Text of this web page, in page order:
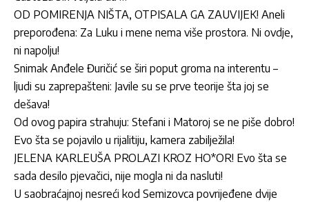
OD POMIRENJA NIŠTA, OTPISALA GA ZAUVIJEK! Aneli
preporođena: Za Luku i mene nema više prostora. Ni ovdje,
ni napolju!
Snimak Anđele Đuričić se širi poput groma na interentu –
ljudi su zaprepašteni: Javile su se prve teorije šta joj se
dešava!
Od ovog papira strahuju: Stefani i Matoroj se ne piše dobro!
Evo šta se pojavilo u rijalitiju, kamera zabilježila!
JELENA KARLEUŠA PROLAZI KROZ HO*OR! Evo šta se
sada desilo pjevačici, nije mogla ni da nasluti!
U saobraćajnoj nesreći kod Semizovca povrijeđene dvije